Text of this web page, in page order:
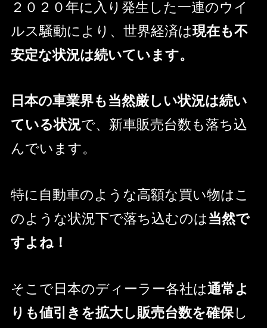
２０２０年に入り発生した一連のウイ
ルス騒動により、世界経済は現在も不
安定な状況は続いています。
日本の車業界も当然厳しい状況は続い
ている状況で、新車販売台数も落ち込
んでいます。
特に自動車のような高額な買い物はこ
のような状況下で落ち込むのは 当然で
すよね！
そこで日本のディーラー各社は通常よ
りも値引きを拡大し販売台数を確保し